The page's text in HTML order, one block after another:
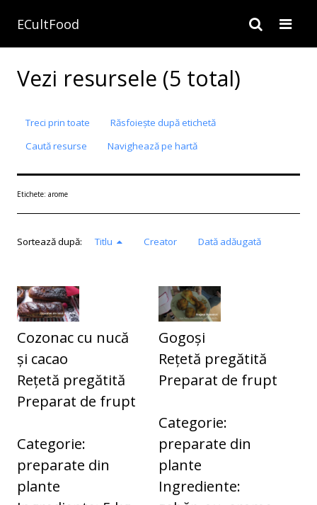
ECultFood
Vezi resursele (5 total)
Treci prin toate
Răsfoiește după etichetă
Caută resurse
Navighează pe hartă
Etichete: arome
Sortează după: Titlu Creator Dată adăugată
Cozonac cu nucă
și cacao
Rețetă pregătită
Preparat de frupt
Categorie:
preparate din
plante
Gogoși
Rețetă pregătită
Preparat de frupt
Categorie:
preparate din
plante
Ingrediente: